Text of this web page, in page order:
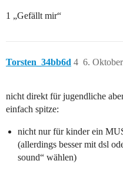
1 „Gefällt mir“
Torsten_34bb6d 6.
4
nicht direkt für jugendliche
einfach spitze:
nicht nur für kinder ein
(allerdings besser mit dsl
sound“ wählen)